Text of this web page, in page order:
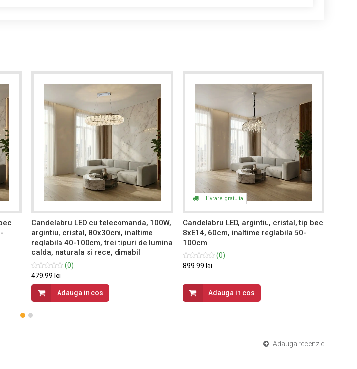
Candelabru LED cu telecomanda, 100W,
argintiu, cristal, 80x30cm, inaltime
reglabila 40-100cm, trei tipuri de lumina
calda, naturala si rece, dimabil
(0)
479.99 lei
Adauga in cos
Livrare gratuita
Candelabru LED, argintiu, cristal, tip bec
8xE14, 60cm, inaltime reglabila 50-
100cm
(0)
899.99 lei
Adauga in cos
Adauga recenzie